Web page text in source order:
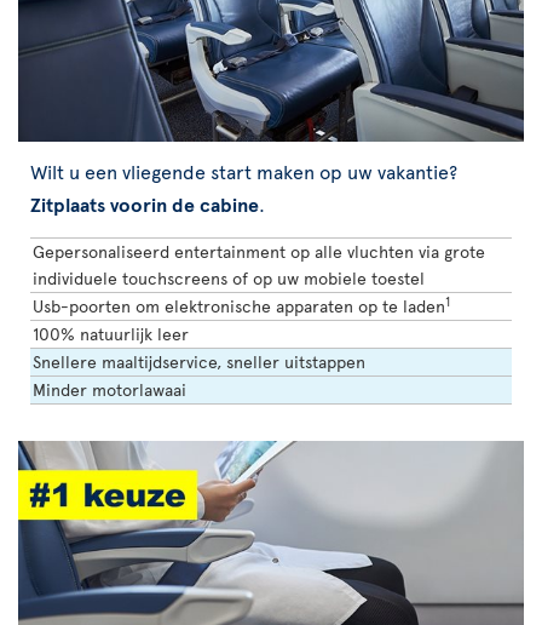
Wilt u een vliegende start maken op uw vakantie?
Zitplaats voorin de cabine.
Gepersonaliseerd entertainment op alle vluchten via grote
individuele touchscreens of op uw mobiele toestel
Usb-poorten om elektronische apparaten op te laden1
100% natuurlijk leer
Snellere maaltijdservice, sneller uitstappen
Minder motorlawaai